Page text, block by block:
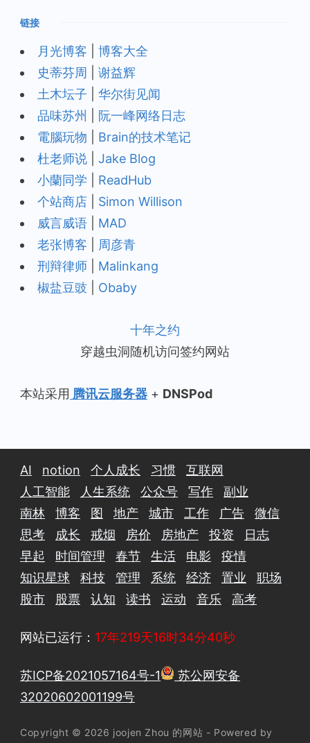
链接
月光博客
博客大全
史蒂芬周
谢益辉
土木坛子
华尔街见闻
品味苏州
阮一峰网络日志
電腦玩物
Brain的技术笔记
杜老师说
Jake Blog
小蘭同学
ReadHub
个站商店
Simon Willison
威言威语
MAD
老张博客
周彦青
刑辩律师
Malinkang
椒盐豆豉
Obaby
十年之约
穿越虫洞随机访问签约网站
本站采用 腾讯云服务器 + DNSPod
AI notion 个人成长 习惯
互联网
人工智能
人生系统 公众号 写作
副业
南林
博客 图 地产 城市 工作 广告
微信
思考
成长 戒烟 房价 房地产 投资
日志
早起
时间管理 春节 生活 电影
疫情
知识星球
科技 管理 系统 经济 置业
职场
股市
股票 认知 读书 运动 音乐 高考
网站已运行： 17年219天16时34分41秒
苏ICP备2021057164号-1
苏公网安备
32020602001199号
Copyright © 2026 joojen Zhou 的网站 - Powered by